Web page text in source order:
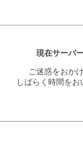
現在サーバ
ご迷惑をおか
しばらく時間を